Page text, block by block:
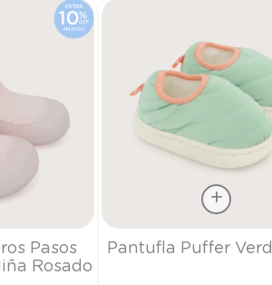
Pasos
Rosado
Talla
Pantufla Puffer